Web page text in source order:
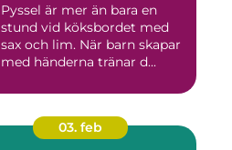
Pyssel är mer än bara en
stund vid köksbordet med
sax och lim. När barn skapar
med händerna tränar d...
03. feb